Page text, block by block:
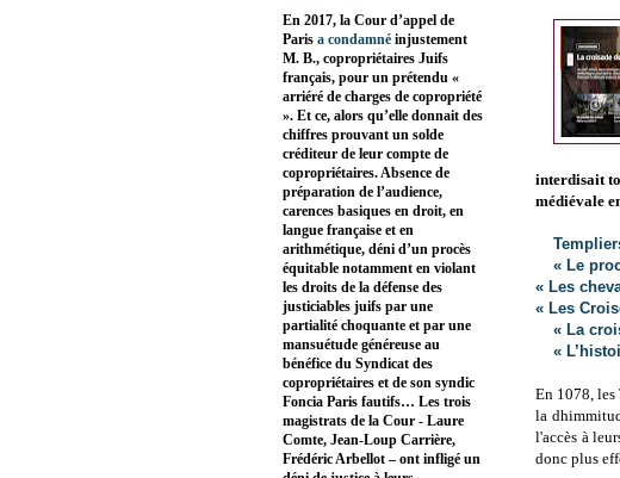
interdisait
médiévale
« Le
« Les
« Les
« La
«
En 1078,
la
l'accès à
donc plus
En 2017, la Cour d’appel de
Paris a condamné injustement
M. B., copropriétaires Juifs
français, pour un prétendu «
arriéré de charges de copropriété
». Et ce, alors qu’elle donnait des
chiffres prouvant un solde
créditeur de leur compte de
copropriétaires. Absence de
préparation de l’audience,
carences basiques en droit, en
langue française et en
arithmétique, déni d’un procès
équitable notamment en violant
les droits de la défense des
justiciables juifs par une
partialité choquante et par une
mansuétude généreuse au
bénéfice du Syndicat des
copropriétaires et de son syndic
Foncia Paris fautifs… Les trois
magistrats de la Cour - Laure
Comte, Jean-Loup Carrière,
Frédéric Arbellot – ont infligé un